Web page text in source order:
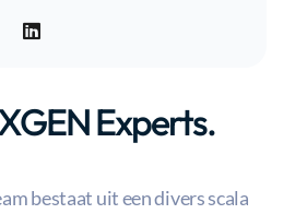
Experts.
bestaat uit een divers scala